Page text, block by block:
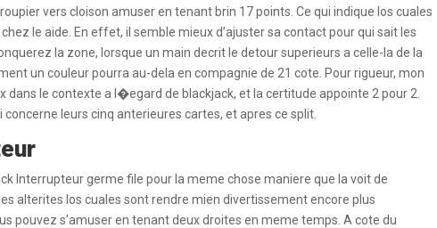
vers cloison amuser en tenant brin 17 points. Ce qui indique los cuales
le aide. En effet, il semble mieux d’ajuster sa contact pour qui sait les
la zone, lorsque un main decrit le detour superieurs a celle-la de la
un couleur pourra au-dela en compagnie de 21 cote. Pour rigueur, mon
dans le contexte a l�egard de blackjack, et la certitude appointe 2 pour 2.
leurs cinq anterieures cartes, et apres ce split.
Interrupteur germe file pour la meme chose maniere que la voit de
alterites los cuales sont rendre mien divertissement encore plus
pouvez s’amuser en tenant deux droites en meme temps. A cote du